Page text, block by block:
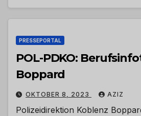
PRESSEPORTAL
POL-PDKO:
Boppard
OKTOBER 8, 2023 AZIZ
Polizeidirektion Koblenz